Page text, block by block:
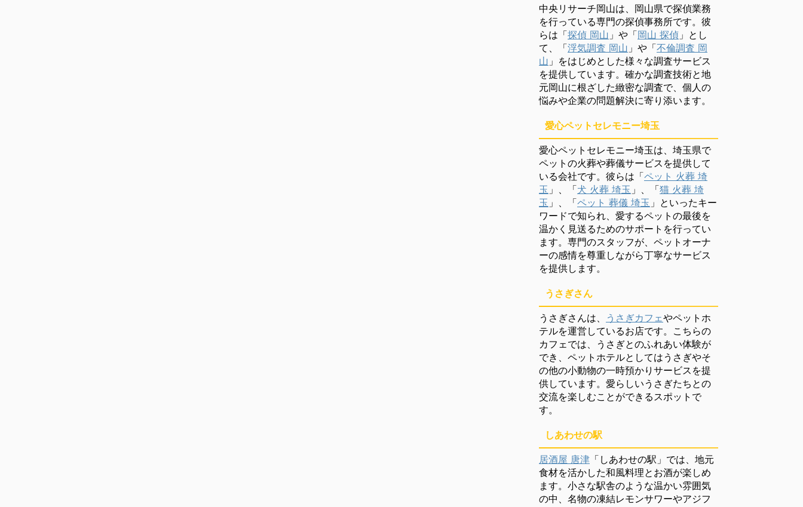
中央リサーチ岡山は、岡山県で探偵業務
を行っている専門の探偵事務所です。彼
らは「探偵 岡山 」や「岡山 探偵 」とし
て、「浮気調査 岡山 」や「不倫調査 岡
山 」をはじめとした様々な調査サービス
を提供しています。確かな調査技術と地
元岡山に根ざした緻密な調査で、個人の
悩みや企業の問題解決に寄り添います。
愛心ペットセレモニー埼玉
愛心ペットセレモニー埼玉は、埼玉県で
ペットの火葬や葬儀サービスを提供して
いる会社です。彼らは「ペット 火葬 埼
玉 」、「犬 火葬 埼玉 」、「猫 火葬 埼
玉 」、「ペット 葬儀 埼玉 」といったキー
ワードで知られ、愛するペットの最後を
温かく見送るためのサポートを行ってい
ます。専門のスタッフが、ペットオーナ
ーの感情を尊重しながら丁寧なサービス
を提供します。
うさぎさん
うさぎさんは、 うさぎカフェやペットホ
テルを運営しているお店です。こちらの
カフェでは、うさぎとのふれあい体験が
でき、ペットホテルとしてはうさぎやそ
の他の小動物の一時預かりサービスを提
供しています。愛らしいうさぎたちとの
交流を楽しむことができるスポットで
す。
しあわせの駅
居酒屋 唐津 「しあわせの駅」では、地元
食材を活かした和風料理とお酒が楽しめ
ます。小さな駅舎のような温かい雰囲気
の中、名物の凍結レモンサワーやアジフ